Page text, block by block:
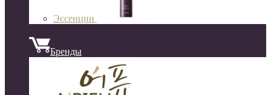
Эссенции
Бренды